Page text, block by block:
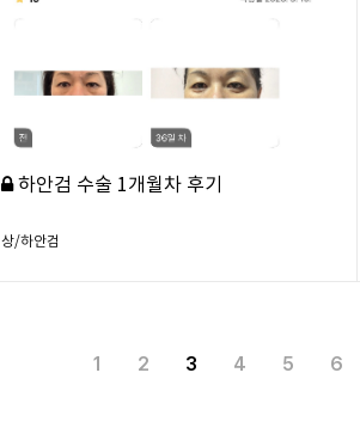
하안검 수술 1개월차 후기
상/하안검
1 2 3 4 5 6